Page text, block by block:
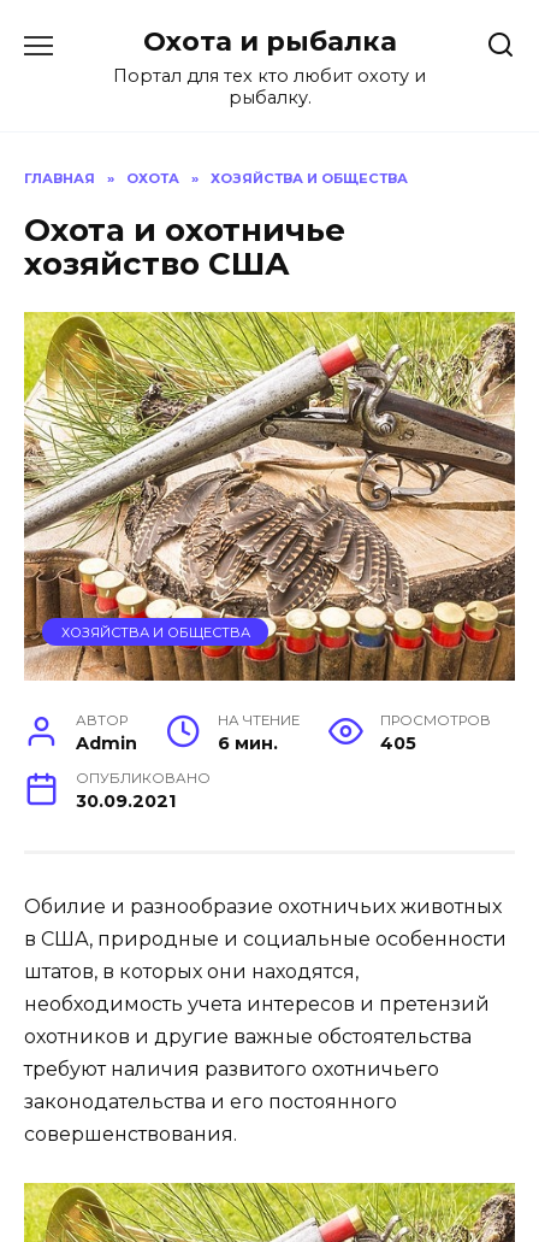
содержанию
Охота и рыбалка
Портал для тех кто любит охоту и
рыбалку.
ГЛАВНАЯ » ОХОТА » ХОЗЯЙСТВА И ОБЩЕСТВА
Охота и охотничье
хозяйство США
ХОЗЯЙСТВА И ОБЩЕСТВА
АВТОР
Admin
НА ЧТЕНИЕ
6 мин.
ПРОСМОТРОВ
405
ОПУБЛИКОВАНО
30.09.2021
Обилие и разнообразие охотничьих животных
в США, природные и социальные особенности
штатов, в которых они находятся,
необходимость учета интересов и претензий
охотников и другие важные обстоятельства
требуют наличия развитого охотничьего
законодательства и его постоянного
совершенствования.